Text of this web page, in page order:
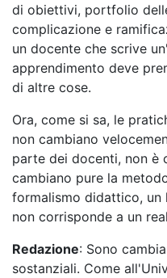
di obiettivi, portfolio
complicazione e
un docente che scrive
apprendimento deve
di altre cose.
Ora, come si sa, le
non cambiano
parte dei docenti, non è
cambiano pure la
formalismo didattico,
non corrisponde a un
Redazione: Sono
sostanziali. Come